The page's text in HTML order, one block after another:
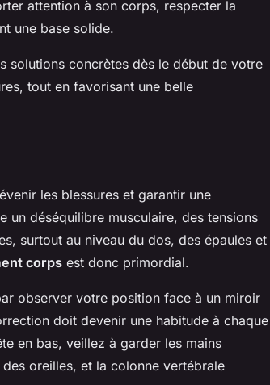
attention à son corps, respecter la
une base solide.
solutions concrètes dès le début de votre
tout en favorisant une belle
les blessures et garantir une
un déséquilibre musculaire, des tensions
surtout au niveau du dos, des épaules et
corps est donc primordial.
observer votre position face à un miroir
doit devenir une habitude à chaque
en bas, veillez à garder les mains
oreilles, et la colonne vertébrale